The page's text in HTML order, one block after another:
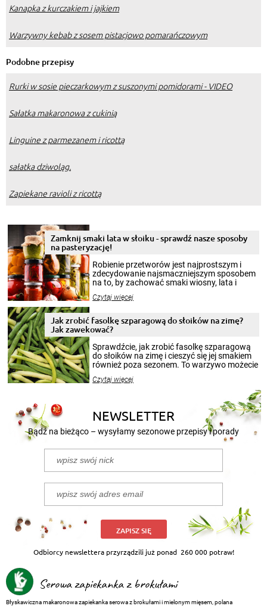
Kanapka z kurczakiem i jajkiem
Warzywny kebab z sosem pistacjowo pomarańczowym
Podobne przepisy
Rurki w sosie pieczarkowym z suszonymi pomidorami - VIDEO
Sałatka makaronowa z cukinią
Linguine z parmezanem i ricottą
sałatka dziwoląg.
Zapiekane ravioli z ricottą
Zamknij smaki lata w słoiku - sprawdź nasze sposoby
na pasteryzację!
Robienie przetworów jest najprostszym i
zdecydowanie najsmaczniejszym sposobem
na to, by zachować smaki wiosny, lata i
krajobrazów, by cieszyć nimi oko w sezonie
pełni poczuć atmosferę cieplejszych
miesięcy. Przygotowanie słoików ze
patenty, które pozwolą zachować świeżość
przetworów.
Czytaj więcej
Jak zrobić fasolkę szparagową do słoików na zimę?
Jak zawekować?
Sprawdźcie, jak zrobić fasolkę szparagową
do słoików na zimę i cieszyć się jej smakiem
również poza sezonem. To warzywo możecie
nasze propozycje!
Czytaj więcej
NEWSLETTER
Bądź na bieżąco – wysyłamy sezonowe przepisy i porady
ZAPISZ SIĘ
Odbiorcy newslettera przyrządzili już ponad 260 000 potraw!
Serowa zapiekanka z brokułami
Błyskawiczna makaronowa zapiekanka serowa z brokułami i mielonym mięsem, polana